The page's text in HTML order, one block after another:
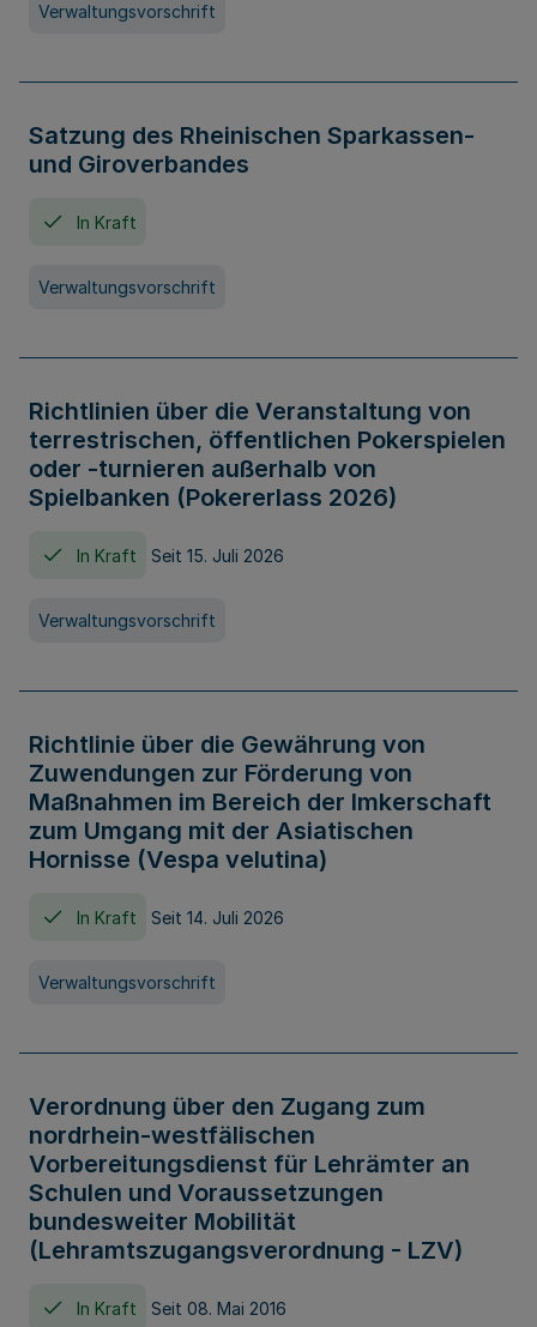
Verwaltungsvorschrift
Satzung des Rheinischen Sparkassen-
und Giroverbandes
In Kraft
Verwaltungsvorschrift
Richtlinien über die Veranstaltung von
terrestrischen, öffentlichen Pokerspielen
oder -turnieren außerhalb von
Spielbanken (Pokererlass 2026)
In Kraft Seit 15. Juli 2026
Verwaltungsvorschrift
Richtlinie über die Gewährung von
Zuwendungen zur Förderung von
Maßnahmen im Bereich der Imkerschaft
zum Umgang mit der Asiatischen
Hornisse (Vespa velutina)
In Kraft Seit 14. Juli 2026
Verwaltungsvorschrift
Verordnung über den Zugang zum
nordrhein-westfälischen
Vorbereitungsdienst für Lehrämter an
Schulen und Voraussetzungen
bundesweiter Mobilität
(Lehramtszugangsverordnung - LZV)
In Kraft Seit 08. Mai 2016